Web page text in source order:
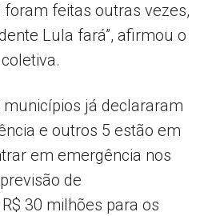
feitas outras vezes,
Lula fará”, afirmou o
já declararam
e outros 5 estão em
em emergência nos
de
30 milhões para os